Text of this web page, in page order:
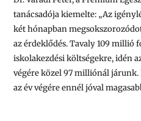
tanácsadója kiemelte: „Az
két hónapban
az érdeklődés. Tavaly 109
iskolakezdési költségekre, idén
végére közel 97 milliónál
az év végére ennél jóval